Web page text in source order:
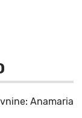
Anamaria